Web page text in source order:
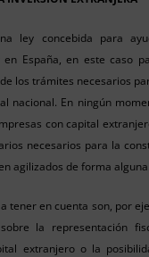
ley concebida para
España, en este caso
los trámites necesarios
nacional. En ningún
con capital
necesarios para la
agilizados de forma alguna.
tener en cuenta son, por
la representación
extranjero o la